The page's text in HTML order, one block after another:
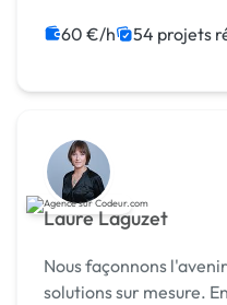
Windows
Sécurité
60 €/h 54 projets
Laure Laguzet
Nous façonnons
solutions sur mesure. En fusionnant créativité et